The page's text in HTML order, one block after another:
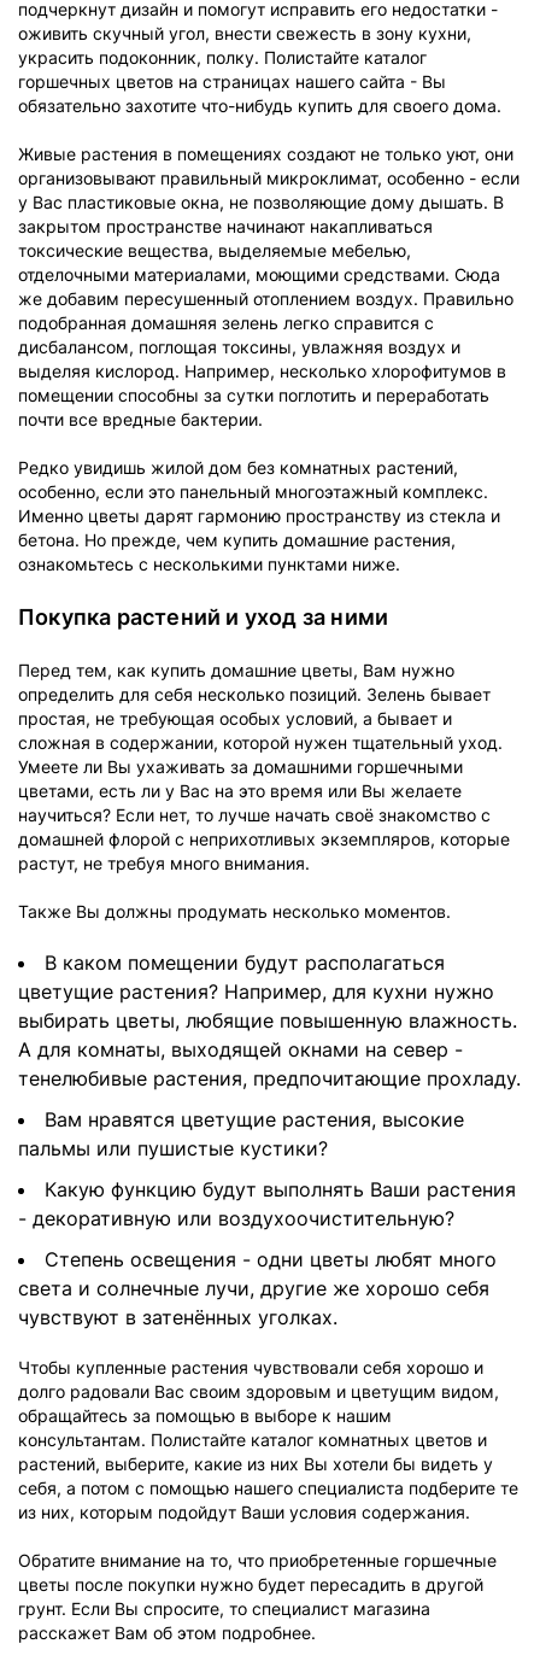
подчеркнут дизайн и помогут исправить его недостатки -
оживить скучный угол, внести свежесть в зону кухни,
украсить подоконник, полку. Полистайте каталог
горшечных цветов на страницах нашего сайта - Вы
обязательно захотите что-нибудь купить для своего дома.
Живые растения в помещениях создают не только уют, они
организовывают правильный микроклимат, особенно - если
у Вас пластиковые окна, не позволяющие дому дышать. В
закрытом пространстве начинают накапливаться
токсические вещества, выделяемые мебелью,
отделочными материалами, моющими средствами. Сюда
же добавим пересушенный отоплением воздух. Правильно
подобранная домашняя зелень легко справится с
дисбалансом, поглощая токсины, увлажняя воздух и
выделяя кислород. Например, несколько хлорофитумов в
помещении способны за сутки поглотить и переработать
почти все вредные бактерии.
Редко увидишь жилой дом без комнатных растений,
особенно, если это панельный многоэтажный комплекс.
Именно цветы дарят гармонию пространству из стекла и
бетона. Но прежде, чем купить домашние растения,
ознакомьтесь с несколькими пунктами ниже.
Покупка растений и уход за ними
Перед тем, как купить домашние цветы, Вам нужно
определить для себя несколько позиций. Зелень бывает
простая, не требующая особых условий, а бывает и
сложная в содержании, которой нужен тщательный уход.
Умеете ли Вы ухаживать за домашними горшечными
цветами, есть ли у Вас на это время или Вы желаете
научиться? Если нет, то лучше начать своё знакомство с
домашней флорой с неприхотливых экземпляров, которые
растут, не требуя много внимания.
Также Вы должны продумать несколько моментов.
В каком помещении будут располагаться
цветущие растения? Например, для кухни нужно
выбирать цветы, любящие повышенную влажность.
А для комнаты, выходящей окнами на север -
тенелюбивые растения, предпочитающие прохладу.
Вам нравятся цветущие растения, высокие
пальмы или пушистые кустики?
Какую функцию будут выполнять Ваши растения
- декоративную или воздухоочистительную?
Степень освещения - одни цветы любят много
света и солнечные лучи, другие же хорошо себя
чувствуют в затенённых уголках.
Чтобы купленные растения чувствовали себя хорошо и
долго радовали Вас своим здоровым и цветущим видом,
обращайтесь за помощью в выборе к нашим
консультантам. Полистайте каталог комнатных цветов и
растений, выберите, какие из них Вы хотели бы видеть у
себя, а потом с помощью нашего специалиста подберите те
из них, которым подойдут Ваши условия содержания.
Обратите внимание на то, что приобретенные горшечные
цветы после покупки нужно будет пересадить в другой
грунт. Если Вы спросите, то специалист магазина
расскажет Вам об этом подробнее.